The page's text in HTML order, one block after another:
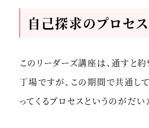
自己探求のプロセス
このリーダーズ講座は、通すと約
丁場ですが、この期間で共通し
ってくるプロセスというのがだい